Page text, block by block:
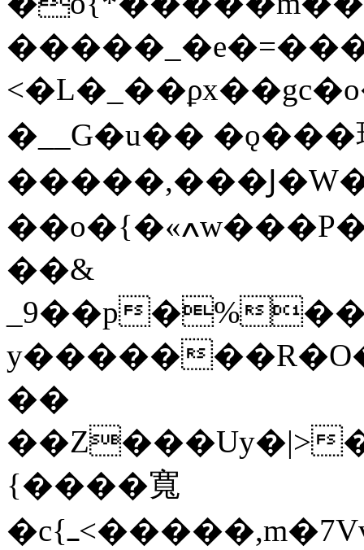
�__G�u�� �ǫ���
��o�{�«ߍw���P���#����j�r���x�|
��&
_9��p�%
y�����
��
��Z���Uy�|>
{����寬
�c{ߺ<�����,m�7Vvo�>:���x�����ݾ\���oJ�Vk��G����"��xN